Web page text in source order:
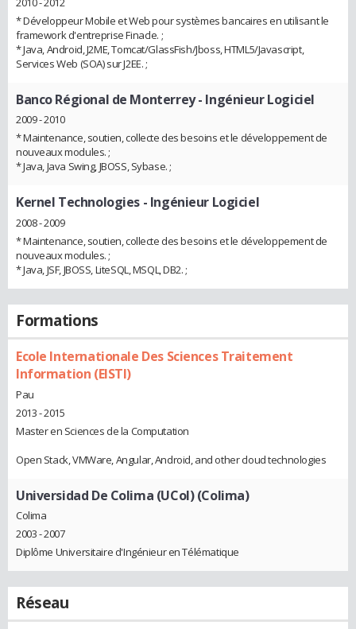
* Développeur Mobile et Web pour systèmes bancaires en utilisant le
framework d'entreprise Finacle. ;
* Java, Android, J2ME, Tomcat/GlassFish/Jboss, HTML5/Javascript,
Services Web (SOA) sur J2EE. ;
Banco Régional de Monterrey- Ingénieur Logiciel
2009 - 2010
* Maintenance, soutien, collecte des besoins et le développement de
nouveaux modules. ;
* Java, Java Swing, JBOSS, Sybase. ;
Kernel Technologies - Ingénieur Logiciel
2008 - 2009
* Maintenance, soutien, collecte des besoins et le développement de
nouveaux modules. ;
* Java, JSF, JBOSS, LiteSQL, MSQL, DB2. ;
Formations
Ecole Internationale Des Sciences Traitement
Information (EISTI)
Pau
2013 - 2015
Master en Sciences de la Computation
Open Stack, VMWare, Angular, Android, and other cloud technologies
Universidad De Colima (UCol) (Colima)
Colima
2003 - 2007
Diplôme Universitaire d'Ingénieur en Télématique
Réseau